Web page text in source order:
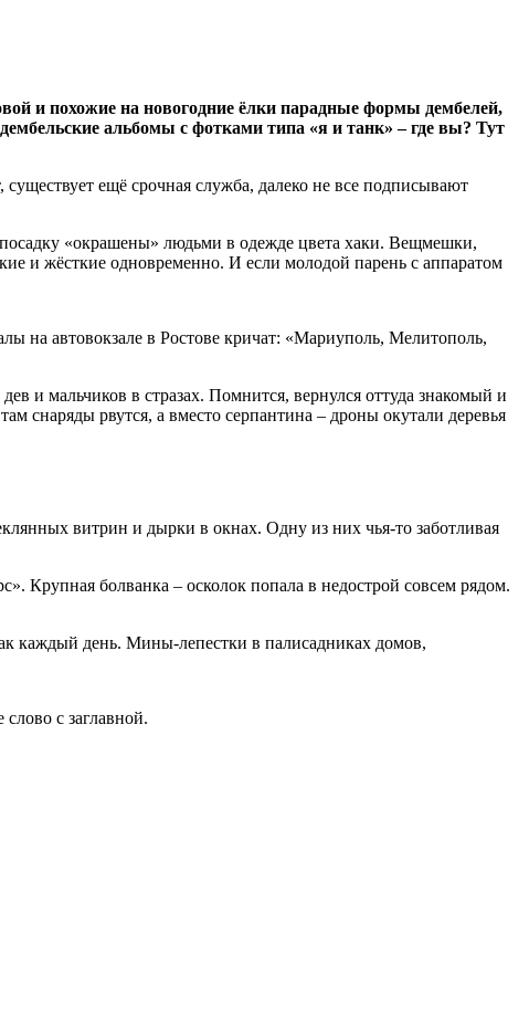
и похожие на новогодние ёлки парадные формы дембелей,
альбомы с фотками типа «я и танк» – где вы? Тут
ещё срочная служба, далеко не все подписывают
«окрашены» людьми в одежде цвета хаки. Вещмешки,
и жёсткие одновременно. И если молодой парень с аппаратом
на автовокзале в Ростове кричат: «Мариуполь, Мелитополь,
и мальчиков в стразах. Помнится, вернулся оттуда знакомый и
снаряды рвутся, а вместо серпантина – дроны окутали деревья
витрин и дырки в окнах. Одну из них чья-то заботливая
Крупная болванка – осколок попала в недострой совсем рядом.
каждый день. Мины-лепестки в палисадниках домов,
с заглавной.